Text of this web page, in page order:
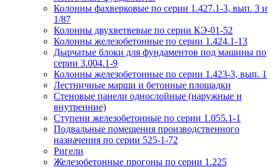
Колонны фахверковые по серии 1.427.1-3, вып. 3 и
1/87
Колонны двухветвевые по серии КЭ-01-52
Колонны железобетонные по серии 1.424.1-13
Дырчатые блоки для фундаментов под машины по
серии 3.004.1-9
Колонны железобетонные по серии 1.423-3, вып. 1
Лестничные марши и бетонные площадки
Стеновые панели однослойные (наружные и
внутренние)
Ступени железобетонные по серии 1.055.1-1
Подвальные помещения производственного
назначения по серии 525-1-72
Ригели
Железобетонные прогоны по серии 1.225